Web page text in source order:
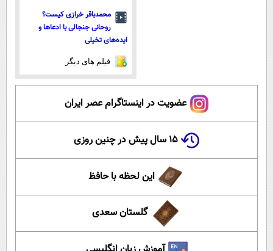
محمدباقر خرازی کیست؟
روحانی جنجالی با ادعاها و
ایده‌های تخیلی
فیلم های دیگر
عضویت در اینستاگرام عصر ایران
۱۵ سال پیش در چنین روزی
این لحظه با حافظ
گلستان سعدی